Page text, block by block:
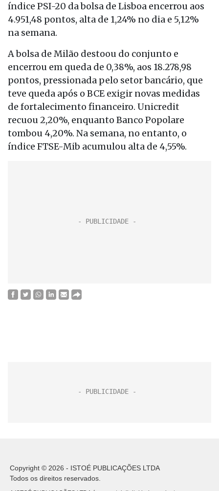
índice PSI-20 da bolsa de Lisboa encerrou aos
4.951,48 pontos, alta de 1,24% no dia e 5,12%
na semana.
A bolsa de Milão destoou do conjunto e
encerrou em queda de 0,38%, aos 18.278,98
pontos, pressionada pelo setor bancário, que
teve queda após o BCE exigir novas medidas
de fortalecimento financeiro. Unicredit
recuou 2,20%, enquanto Banco Popolare
tombou 4,20%. Na semana, no entanto, o
índice FTSE-Mib acumulou alta de 4,55%.
Copyright © 2026 - ISTOÉ PUBLICAÇÕES LTDA
Todos os direitos reservados.